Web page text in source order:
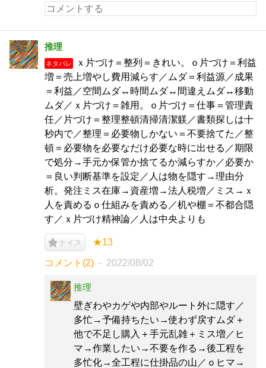
推理
ネタバレ
ｘ片づけ＝整列＝きれい。ｏ片づけ＝利益
増＝売上増やし費用減らす／ムダ＝利益源／成果
＝利益／空間ムダ↔時間ムダ↔間違えムダ↔移動
ムダ／ｘ片づけ＝雑用。ｏ片づけ＝仕事＝管理責
任／片づけ＝整理整頓清掃清潔躾／書類探しは十
秒内で／整理＝必要物しかない＝不要捨てた／整
頓＝必要物を必要なだけ必要な時に出せる／期限
で処分→手元か保管か捨てるか減らすか／必要か
＝良い判断基準を設定／人は物を隠す→理由分
析。発注ミス在庫→資産増→法人税増／ミス→ｘ
人を責めるｏ仕組みを責める／机や棚＝不都合隠
す／ｘ片づけ精神論／人は中央よりも
ナイス ★13
コメント(2) 2022/08/02
推理
壁ぎわやカゲや内部やルート外に隠す／
多忙→予備持ちたい→使わず戻すムダ＋
他で不足し購入＋手元乱雑＋ミス増／ヒ
マ→作業したい→不要を作る→後工程を
多忙化→全工程に仕掛品の山／ｏヒマ→